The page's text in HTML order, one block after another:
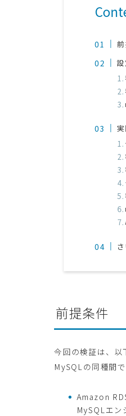
前提条件
今回の検証は、以
MySQLの同種間
Amazon
MySQLエン